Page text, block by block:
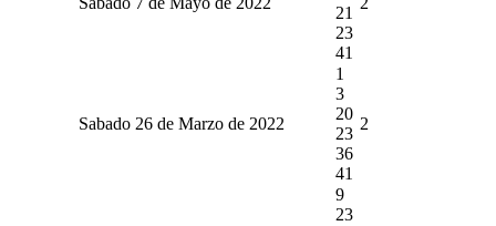
21
23
41
Sabado 26 de Marzo de 2022
1
3
20
23
36
41
2
9
23